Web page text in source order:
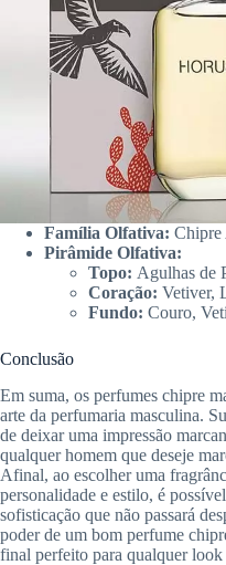
Família Olfativa: Chipre
Pirâmide Olfativa:
Topo: Agulhas de
Coração: Vetiver,
Fundo: Couro,
Conclusão
Em suma, os perfumes chipre
arte da perfumaria masculina.
de deixar uma impressão
qualquer homem que deseje
Afinal, ao escolher uma
personalidade e estilo, é
sofisticação que não passará
poder de um bom perfume
final perfeito para qualquer look